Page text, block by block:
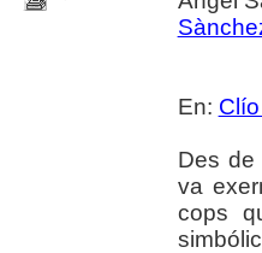
En:
Des de
va
cops